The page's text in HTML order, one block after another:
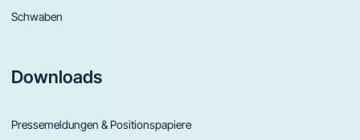
Schwaben
Downloads
Pressemeldungen & Positionspapiere